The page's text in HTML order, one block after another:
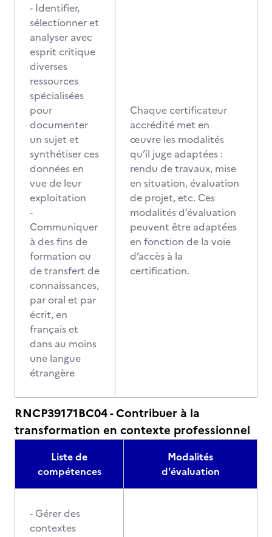
- Identifier,
sélectionner et
analyser avec
esprit critique
diverses
ressources
spécialisées
pour
documenter
un sujet et
synthétiser ces
données en
vue de leur
exploitation
-
Communiquer
à des fins de
formation ou
de transfert de
connaissances,
par oral et par
écrit, en
français et
dans au moins
une langue
étrangère
Chaque certificateur
accrédité met en
œuvre les modalités
qu’il juge adaptées :
rendu de travaux, mise
en situation, évaluation
de projet, etc. Ces
modalités d’évaluation
peuvent être adaptées
en fonction de la voie
d’accès à la
certification.
RNCP39171BC04 - Contribuer à la
transformation en contexte professionnel
Liste de
compétences
Modalités
d'évaluation
- Gérer des
contextes